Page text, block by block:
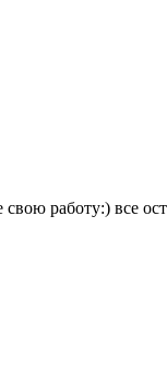
работу:) все